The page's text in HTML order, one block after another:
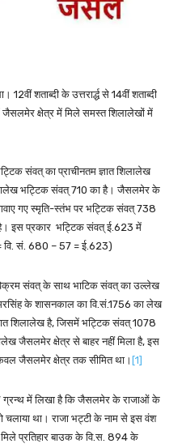
शताब्दी के उत्तरार्द्ध से 14वीं शताब्दी
जैसलमेर क्षेत्र में मिले समस्त शिलालेखों में
संवत् का प्राचीनतम ज्ञात शिलालेख
भट्टिक संवत् 710 का है। जैसलमेर के
गए स्मृति-स्तंभ पर भट्टिक संवत् 738
इस प्रकार भट्टिक संवत् ई.623 में
सं. 680 – 57 = ई.623)
संवत् के साथ भाटिक संवत् का उल्लेख
के शासनकाल का वि.सं.1756 का लेख
शिलालेख है, जिसमें भट्टिक संवत् 1078
जैसलमेर क्षेत्र से बाहर नहीं मिला है, इस
जैसलमेर क्षेत्र तक सीमित था। [1]
ग्रन्थ में लिखा है कि जैसलमेर के राजाओं के
चलाया था। राजा भट्टी के नाम से इस वंश
प्रतिहार बाउक के वि.स. 894 के